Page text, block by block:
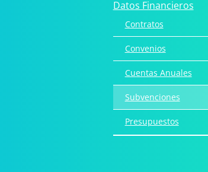
Datos Financieros
Contratos
Convenios
Cuentas Anuales
Subvenciones
Presupuestos